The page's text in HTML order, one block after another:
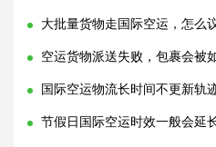
大批量货物走国际空运，怎么
空运货物派送失败，包裹会被
国际空运物流长时间不更新轨
节假日国际空运时效一般会延